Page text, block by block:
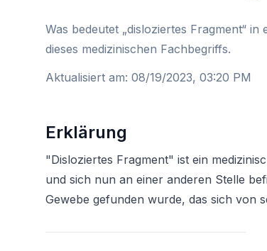
Was bedeutet „disloziertes Fragment“
dieses medizinischen Fachbegriffs.
Aktualisiert am: 08/19/2023, 03:20 PM
Erklärung
"Disloziertes Fragment" ist ein
und sich nun an einer anderen Stelle
Gewebe gefunden wurde, das sich von